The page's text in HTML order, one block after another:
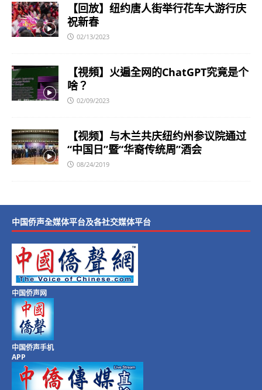
【回放】纽约唐人街举行花车大游行庆
祝新春
02/13/2023
【視頻】火遍全网的ChatGPT究竟是个
啥？
02/09/2023
【视频】与木兰共庆纽约州参议院通过
“中国日”暨“华裔传统周”酒会
08/24/2019
中国侨声全媒体平台及各社交媒体平台
中国侨声网
中国侨声手机
APP